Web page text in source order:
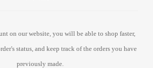
on our website, you will be able to shop faster,
status, and keep track of the orders you have
previously made.